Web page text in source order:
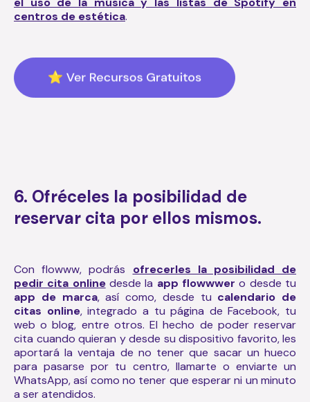
centros de estética.
6. Ofréceles la posibilidad de
reservar cita por ellos mismos.
Con flowww, podrás ofrecerles la posibilidad de
pedir cita onlinedesde la app flowwwer o desde tu
app de marca, así como, desde tu calendario de
citas online, integrado a tu página de Facebook, tu
web o blog, entre otros. El hecho de poder reservar
cita cuando quieran y desde su dispositivo favorito, les
aportará la ventaja de no tener que sacar un hueco
para pasarse por tu centro, llamarte o enviarte un
WhatsApp, así como no tener que esperar ni un minuto
a ser atendidos.